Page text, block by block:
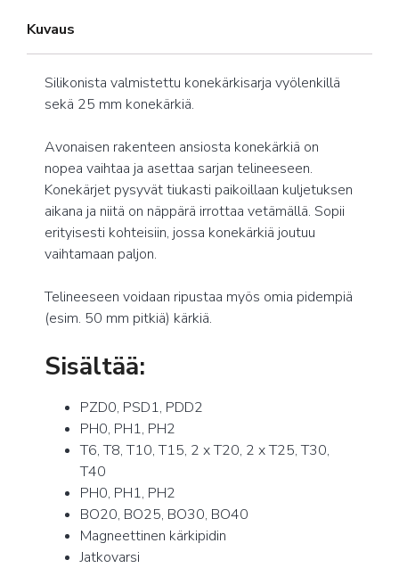
Kuvaus
Silikonista valmistettu konekärkisarja vyölenkillä
sekä 25 mm konekärkiä.
Avonaisen rakenteen ansiosta konekärkiä on
nopea vaihtaa ja asettaa sarjan telineeseen.
Konekärjet pysyvät tiukasti paikoillaan kuljetuksen
aikana ja niitä on näppärä irrottaa vetämällä. Sopii
erityisesti kohteisiin, jossa konekärkiä joutuu
vaihtamaan paljon.
Telineeseen voidaan ripustaa myös omia pidempiä
(esim. 50 mm pitkiä) kärkiä.
Sisältää:
PZD0, PSD1, PDD2
PH0, PH1, PH2
T6, T8, T10, T15, 2 x T20, 2 x T25, T30,
T40
PH0, PH1, PH2
BO20, BO25, BO30, BO40
Magneettinen kärkipidin
Jatkovarsi